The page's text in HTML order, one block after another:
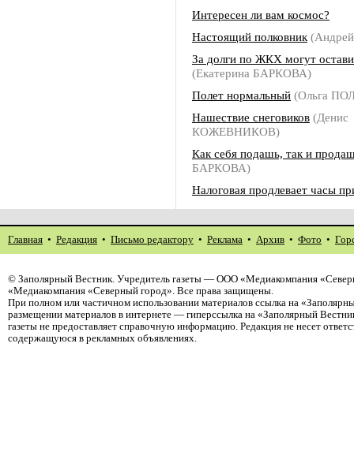
Интересен ли вам космос?
Настоящий полковник
За долги по ЖКХ могут
(Екатерина БАРКОВА)
Полет нормальный (Ольга
Нашествие снеговиков (Денис
КОЖЕВНИКОВ)
Как себя подашь, так и
БАРКОВА)
Налоговая продлевает часы
Главная • Редакция • Письмо редактору • Реклама • Архив • Фото •
© Заполярный Вестник. Учредитель газеты — ООО «Медиакомпания
«Медиакомпания «Северный город». Все права защищены.
При полном или частичном использовании материалов ссылка на
размещении материалов в интернете — гиперссылка на «Заполярный
газеты не предоставляет справочную информацию. Редакция не несет
содержащуюся в рекламных объявлениях.